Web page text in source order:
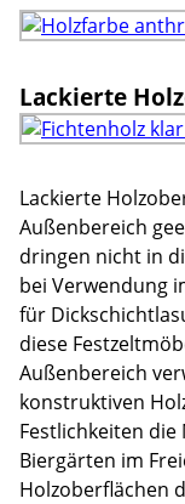
Lackierte
Lackierte
Außenbereich
dringen nicht in
bei Verwendung
für
diese
Außenbereich
konstruktiven
Festlichkeiten
Biergärten im
Holzoberflächen